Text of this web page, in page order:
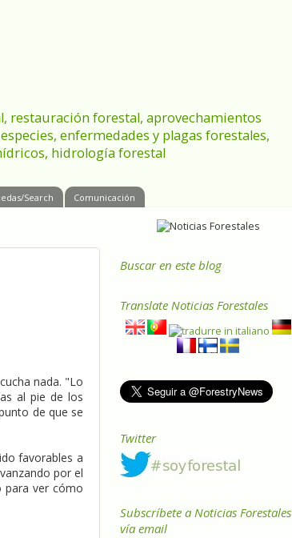
restauración forestal, aprovechamientos
enfermedades y plagas forestales,
hidrología forestal
Search Comunicación
nada. "Lo
al pie de los
de que se
favorables a
por el
para ver cómo
Buscar en este blog
Translate Noticias Forestales
Twitter
Subscríbete a Noticias Forestales
vía email